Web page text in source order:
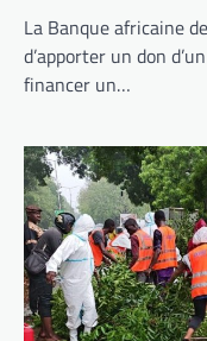
La Banque africaine
d’apporter un don
financer un…